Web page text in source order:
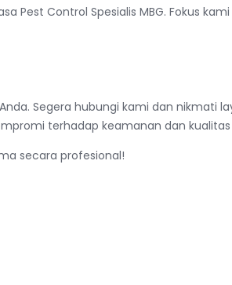
Pest Control Spesialis MBG. Fokus
Segera hubungi kami dan nikmati
terhadap keamanan dan kualitas
secara profesional!